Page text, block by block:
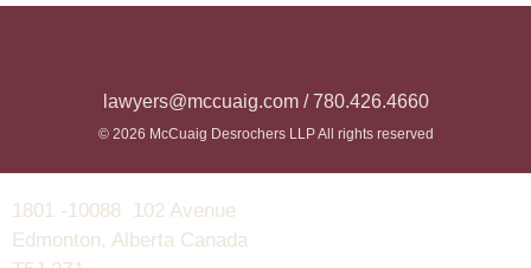
lawyers@mccuaig.com / 780.426.4660
© 2026 McCuaig Desrochers LLP All rights reserved
1801 -10088 102 Avenue
Edmonton, Alberta Canada